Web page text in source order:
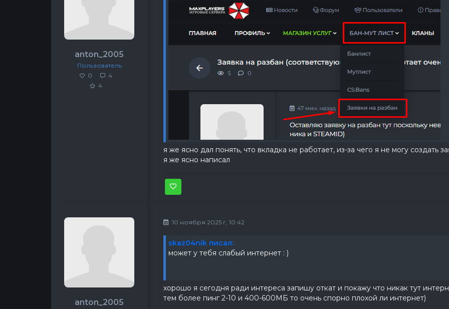
anton_2005
Пользователь
0
4
4
я же ясно дал понять, что вкладка не работает, из-за чего я не могу создать
я же ясно написал
anton_2005
10 ноября 2025 г, 10:42
skaz04nik писал:
может у тебя слабый интернет : )
хорошо я сегодня ради интереса запишу откат и покажу что никак тут
тем более пинг 2-10 и 400-600МБ то очень спорно плохой ли интернет)